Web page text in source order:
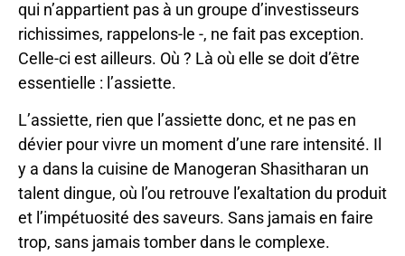
qui n’appartient pas à un groupe d’investisseurs
richissimes, rappelons-le -, ne fait pas exception.
Celle-ci est ailleurs. Où ? Là où elle se doit d’être
essentielle : l’assiette.
L’assiette, rien que l’assiette donc, et ne pas en
dévier pour vivre un moment d’une rare intensité. Il
y a dans la cuisine de Manogeran Shasitharan un
talent dingue, où l’ou retrouve l’exaltation du produit
et l’impétuosité des saveurs. Sans jamais en faire
trop, sans jamais tomber dans le complexe.